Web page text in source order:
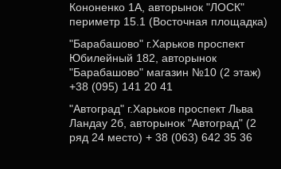
Кононенко 1А, авторынок "ЛОСК"
периметр 15.1 (Восточная площадка)
"Барабашово" г.Харьков проспект
Юбилейный 182, авторынок
"Барабашово" магазин №10 (2 этаж)
+38 (095) 141 20 41
"Автоград" г.Харьков проспект Льва
Ландау 2б, авторынок "Автоград" (2
ряд 24 место) + 38 (063) 642 35 36